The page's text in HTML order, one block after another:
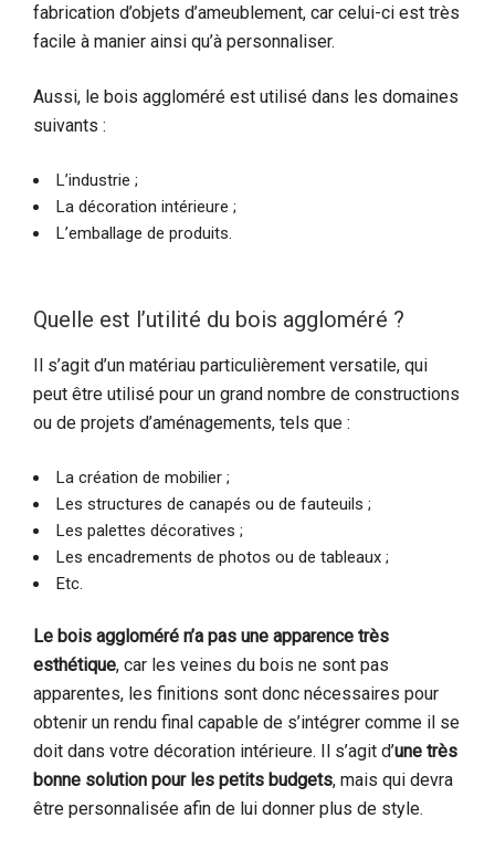
fabrication d’objets d’ameublement, car celui-ci est très
facile à manier ainsi qu’à personnaliser.
Aussi, le bois aggloméré est utilisé dans les domaines
suivants :
L’industrie ;
La décoration intérieure ;
L’emballage de produits.
Quelle est l’utilité du bois aggloméré ?
Il s’agit d’un matériau particulièrement versatile, qui
peut être utilisé pour un grand nombre de constructions
ou de projets d’aménagements, tels que :
La création de mobilier ;
Les structures de canapés ou de fauteuils ;
Les palettes décoratives ;
Les encadrements de photos ou de tableaux ;
Etc.
Le bois aggloméré n’a pas une apparence très
esthétique, car les veines du bois ne sont pas
apparentes, les finitions sont donc nécessaires pour
obtenir un rendu final capable de s’intégrer comme il se
doit dans votre décoration intérieure. Il s’agit d’une très
bonne solution pour les petits budgets, mais qui devra
être personnalisée afin de lui donner plus de style.